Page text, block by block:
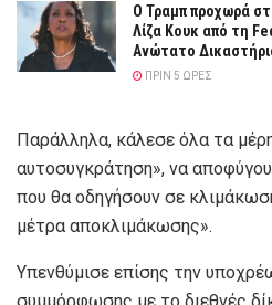
Ο Τραμπ προχωρά
Λίζα Κουκ από τη
Ανώτατο
ΠΡΙΝ 5 ΏΡΕΣ
Παράλληλα, κάλεσε όλα τα
αυτοσυγκράτηση», να
που θα οδηγήσουν σε
μέτρα αποκλιμάκωσης».
Υπενθύμισε επίσης την
συμμόρφωσης με το διεθνές